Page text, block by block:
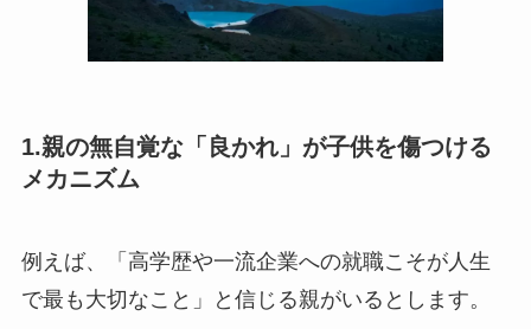
1.親の無自覚な「良かれ」が子供を傷つける
メカニズム
例えば、「高学歴や一流企業への就職こそが人生
で最も大切なこと」と信じる親がいるとします。